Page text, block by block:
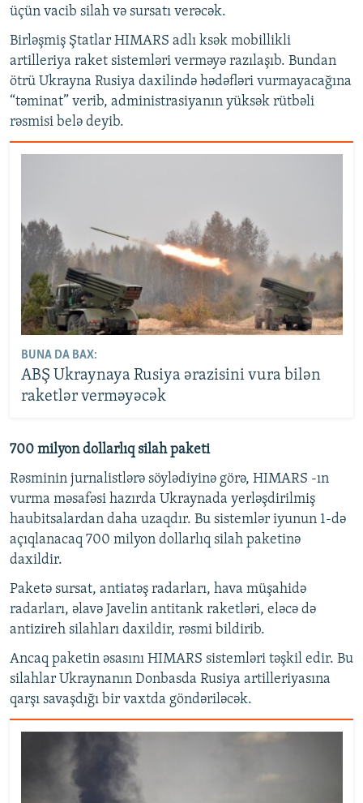
üçün vacib silah və sursatı verəcək.
Birləşmiş Ştatlar HIMARS adlı ksək mobillikli
artilleriya raket sistemləri verməyə razılaşıb. Bundan
ötrü Ukrayna Rusiya daxilində hədəfləri vurmayacağına
“təminat” verib, administrasiyanın yüksək rütbəli
rəsmisi belə deyib.
BUNA DA BAX:
ABŞ Ukraynaya Rusiya ərazisini vura bilən
raketlər verməyəcək
700 milyon dollarlıq silah paketi
Rəsminin jurnalistlərə söylədiyinə görə, HIMARS -ın
vurma məsafəsi hazırda Ukraynada yerləşdirilmiş
haubitsalardan daha uzaqdır. Bu sistemlər iyunun 1-də
açıqlanacaq 700 milyon dollarlıq silah paketinə
daxildir.
Paketə sursat, antiatəş radarları, hava müşahidə
radarları, əlavə Javelin antitank raketləri, eləcə də
antizireh silahları daxildir, rəsmi bildirib.
Ancaq paketin əsasını HIMARS sistemləri təşkil edir. Bu
silahlar Ukraynanın Donbasda Rusiya artilleriyasına
qarşı savaşdığı bir vaxtda göndəriləcək.